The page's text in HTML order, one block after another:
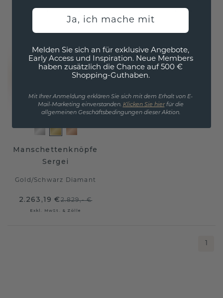
Exkl. MwSt. & Zölle Exkl. MwSt. & Zölle
Manschettenknöpfe
Sergei
Gold /Schwarz Diamant
2.263,19 €2.829,- €
Exkl. MwSt. & Zölle
1
Ja, ich mache mit
Melden Sie sich an für exklusive Angebote,
Early Access und Inspiration. Neue Members
haben zusätzlich die Chance auf 500 €
Shopping-Guthaben.
Mit Ihrer Anmeldung erklären Sie sich mit dem Erhalt von E-
Mail-Marketing einverstanden. Klicken Sie hierfür die
allgemeinen Geschäftsbedingungen dieser Aktion.